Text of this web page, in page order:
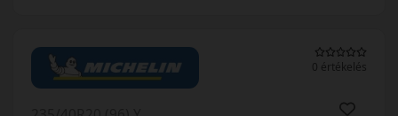
0 értékelés